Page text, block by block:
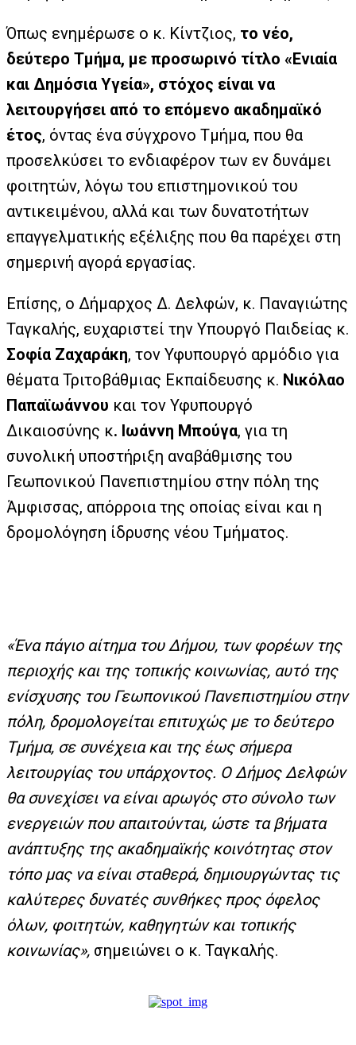
Όπως ενημέρωσε ο κ. Κίντζιος, το νέο,
δεύτερο Τμήμα, με προσωρινό τίτλο «Ενιαία
και Δημόσια Υγεία», στόχος είναι να
λειτουργήσει από το επόμενο ακαδημαϊκό
έτος, όντας ένα σύγχρονο Τμήμα, που θα
προσελκύσει το ενδιαφέρον των εν δυνάμει
φοιτητών, λόγω του επιστημονικού του
αντικειμένου, αλλά και των δυνατοτήτων
επαγγελματικής εξέλιξης που θα παρέχει στη
σημερινή αγορά εργασίας.
Επίσης, ο Δήμαρχος Δ. Δελφών, κ. Παναγιώτης
Ταγκαλής, ευχαριστεί την Υπουργό Παιδείας κ.
Σοφία Ζαχαράκη, τον Υφυπουργό αρμόδιο για
θέματα Τριτοβάθμιας Εκπαίδευσης κ. Νικόλαο
Παπαϊωάννου και τον Υφυπουργό
Δικαιοσύνης κ. Ιωάννη Μπούγα, για τη
συνολική υποστήριξη αναβάθμισης του
Γεωπονικού Πανεπιστημίου στην πόλη της
Άμφισσας, απόρροια της οποίας είναι και η
δρομολόγηση ίδρυσης νέου Τμήματος.
«Ένα πάγιο αίτημα του Δήμου, των φορέων της
περιοχής και της τοπικής κοινωνίας, αυτό της
ενίσχυσης του Γεωπονικού Πανεπιστημίου στην
πόλη, δρομολογείται επιτυχώς με το δεύτερο
Τμήμα, σε συνέχεια και της έως σήμερα
λειτουργίας του υπάρχοντος. Ο Δήμος Δελφών
θα συνεχίσει να είναι αρωγός στο σύνολο των
ενεργειών που απαιτούνται, ώστε τα βήματα
ανάπτυξης της ακαδημαϊκής κοινότητας στον
τόπο μας να είναι σταθερά, δημιουργώντας τις
καλύτερες δυνατές συνθήκες προς όφελος
όλων, φοιτητών, καθηγητών και τοπικής
κοινωνίας», σημειώνει ο κ. Ταγκαλής.